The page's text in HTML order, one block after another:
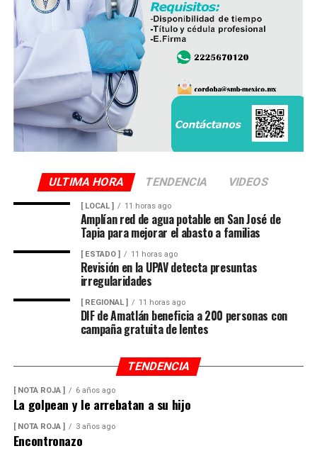
ULTIMA HORA TENDENCIA VIDEOS
[ LOCAL ] 11 horas ago
Amplían red de agua potable en San José de
Tapia para mejorar el abasto a familias
[ ESTADO ] 11 horas ago
Revisión en la UPAV detecta presuntas
irregularidades
[ REGIONAL ] 11 horas ago
DIF de Amatlán beneficia a 200 personas con
campaña gratuita de lentes
TENDENCIA
[ NOTA ROJA ] 6 años ago
La golpean y le arrebatan a su hijo
[ NOTA ROJA ] 3 años ago
Encontronazo